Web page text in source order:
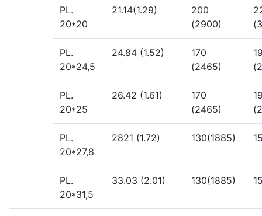
PL.
20*20
21.14(1.29)
200
(2900)
PL.
20*24,5
24.84 (1.52)
170
(2465)
PL.
20*25
26.42 (1.61)
170
(2465)
PL.
20*27,8
2821 (1.72) 130(1885)
PL.
20*31,5
33.03 (2.01) 130(1885)